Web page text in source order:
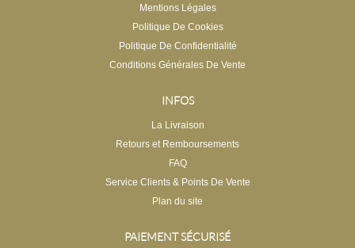
Mentions Légales
Politique De Cookies
Politique De Confidentialité
Conditions Générales De Vente
INFOS
La Livraison
Retours et Remboursements
FAQ
Service Clients & Points De Vente
Plan du site
PAIEMENT SÉCURISÉ